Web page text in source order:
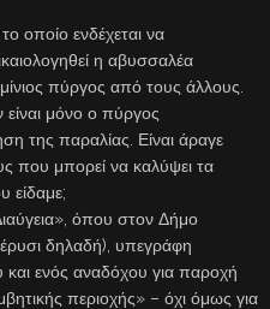
οποίο ενδέχεται να
η αβυσσαλέα
πύργος από τους άλλους.
είναι μόνο ο πύργος
της παραλίας. Είναι άραγε
που μπορεί να καλύψει τα
είδαμε;
όπου στον Δήμο
δηλαδή), υπεγράφη
ενός αναδόχου για παροχή
περιοχής» – όχι όμως για